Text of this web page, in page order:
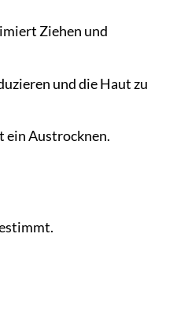
Ziehen und
und die Haut zu
ein Austrocknen.